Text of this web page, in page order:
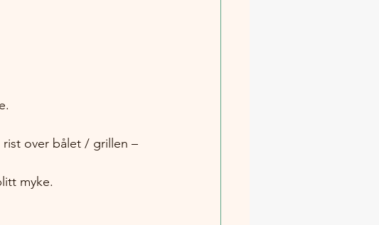
over bålet / grillen –
myke.